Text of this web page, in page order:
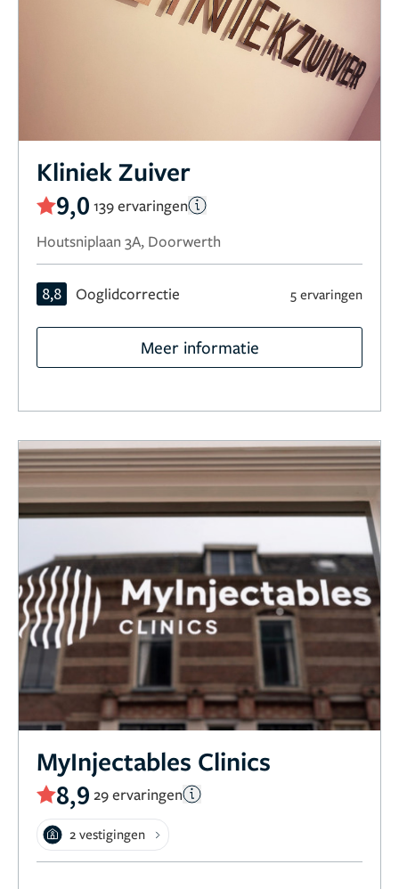
Kliniek Zuiver
9,0 139 ervaringen
Houtsniplaan 3A, Doorwerth
8,8 Ooglidcorrectie 5 ervaringen
Meer informatie
MyInjectables Clinics
8,9 29 ervaringen
2 vestigingen